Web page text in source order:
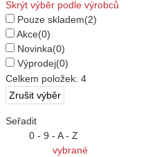
Skrýt výběr podle výrobců
Pouze skladem(2)
Akce(0)
Novinka(0)
Výprodej(0)
Celkem položek: 4
Seřadit
0 - 9 - A - Z
vybrané